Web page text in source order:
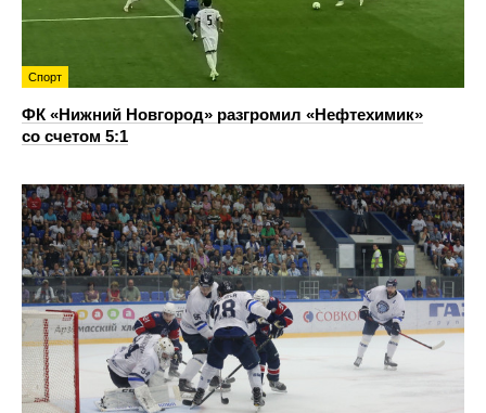
Спорт
ФК «Нижний Новгород» разгромил «Нефтехимик»
со счетом 5:1